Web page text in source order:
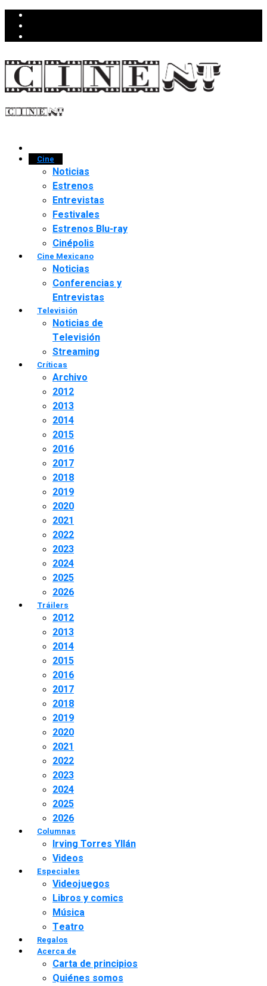
Cine
Noticias
Estrenos
Entrevistas
Festivales
Estrenos Blu-ray
Cinépolis
Cine Mexicano
Noticias
Conferencias y
Entrevistas
Televisión
Noticias de
Televisión
Streaming
Críticas
Archivo
2012
2013
2014
2015
2016
2017
2018
2019
2020
2021
2022
2023
2024
2025
2026
Tráilers
2012
2013
2014
2015
2016
2017
2018
2019
2020
2021
2022
2023
2024
2025
2026
Columnas
Irving Torres Yllán
Videos
Especiales
Videojuegos
Libros y comics
Música
Teatro
Regalos
Acerca de
Carta de principios
Quiénes somos